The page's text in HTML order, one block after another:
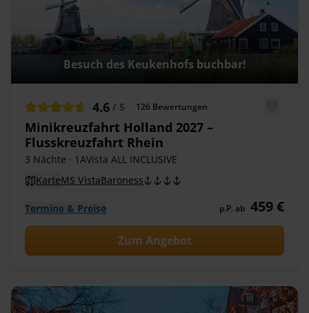
Besuch des Keukenhofs buchbar!
4.6 / 5 126 Bewertungen
Minikreuzfahrt Holland 2027 –
Flusskreuzfahrt Rhein
3 Nächte · 1AVista ALL INCLUSIVE
KarteMS VistaBaroness
Termine & Preise p.P. ab 459 €
Zum Angebot